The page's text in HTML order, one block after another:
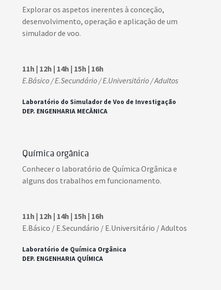
Explorar os aspetos inerentes à conceção,
desenvolvimento, operação e aplicação de um
simulador de voo.
11h | 12h | 14h | 15h | 16h
E.Básico / E.Secundário / E.Universitário / Adultos
Laboratório do Simulador de Voo de Investigação
DEP. ENGENHARIA MECÂNICA
Química orgânica
Conhecer o laboratório de Química Orgânica e
alguns dos trabalhos em funcionamento.
11h | 12h | 14h | 15h | 16h
E.Básico / E.Secundário / E.Universitário / Adultos
Laboratório de Química Orgânica
DEP. ENGENHARIA QUÍMICA